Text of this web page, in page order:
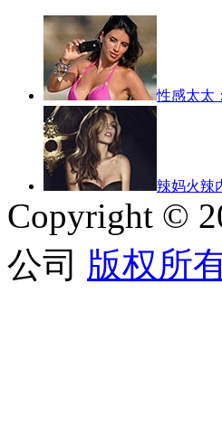
性感太太
辣妈火辣
Copyright ©
公司 版权所